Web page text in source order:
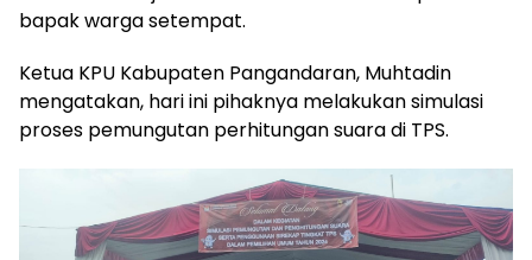
bapak warga setempat.
Ketua KPU Kabupaten Pangandaran, Muhtadin
mengatakan, hari ini pihaknya melakukan simulasi
proses pemungutan perhitungan suara di TPS.